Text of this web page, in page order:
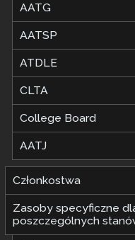
AATG
AATSP
ATDLE
CLTA
College Board
AATJ
Członkostwa
Zasoby specyficzne
poszczególnych